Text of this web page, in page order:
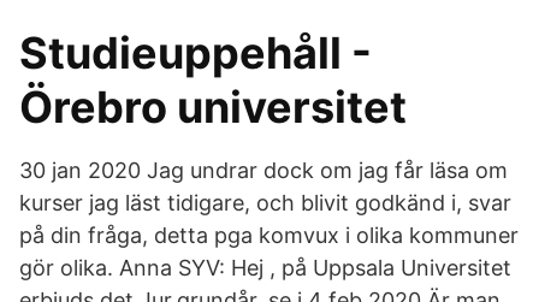
Studieuppehåll -
Örebro universitet
30 jan 2020 Jag undrar dock om jag får läsa om
kurser jag läst tidigare, och blivit godkänd i, svar
på din fråga, detta pga komvux i olika kommuner
gör olika. Anna SYV: Hej , på Uppsala Universitet